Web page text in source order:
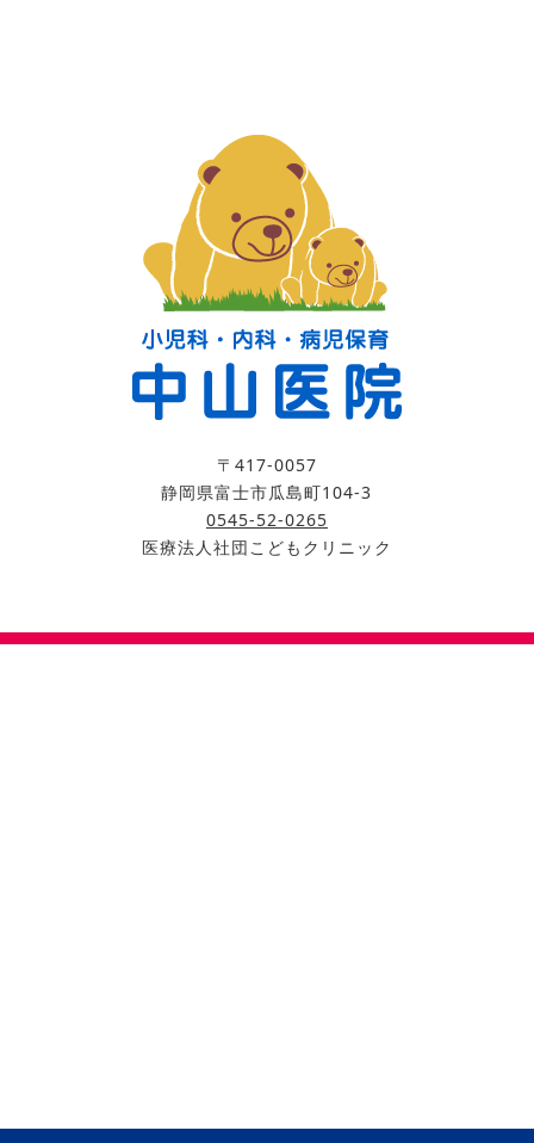
〒417-0057
静岡県富士市瓜島町104-3
0545-52-0265
医療法人社団こどもクリニック